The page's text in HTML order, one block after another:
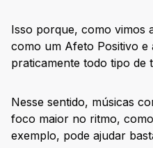
Isso porque, como vimos
como um Afeto Positivo e
praticamente todo tipo de
Nesse sentido, músicas
foco maior no ritmo,
exemplo, pode ajudar